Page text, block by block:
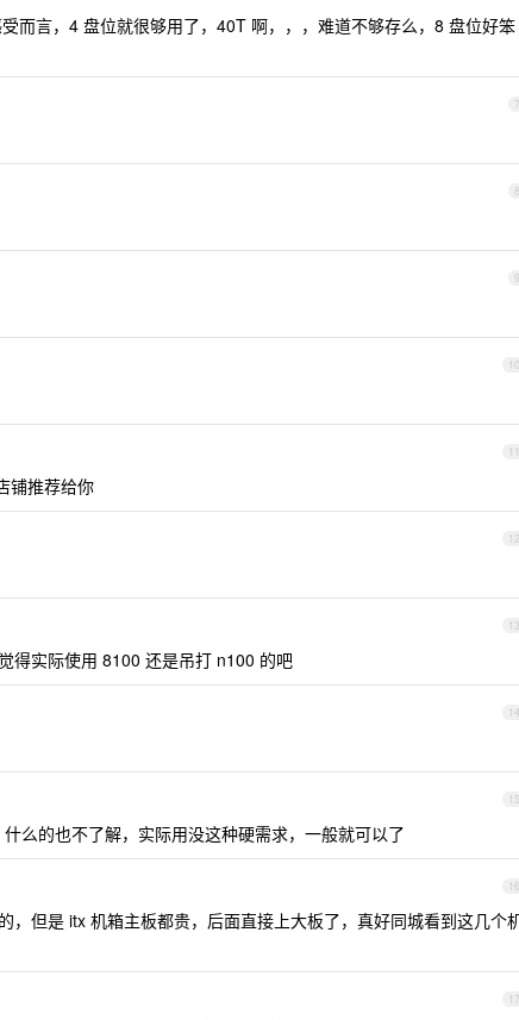
而言，4 盘位就很够用了，40T 啊，，，难道不够存么，8 盘位好笨
7
8
9
10
11
铺推荐给你
12
13
得实际使用 8100 还是吊打 n100 的吧
14
15
么的也不了解，实际用没这种硬需求，一般就可以了
16
，但是 itx 机箱主板都贵，后面直接上大板了，真好同城看到这几个
17